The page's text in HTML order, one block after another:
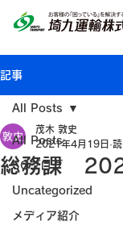
記事
All Posts
SQブログ
Uncategorized
メディア紹介
All Posts
総務課
茂木 敦史
2021年4月19日